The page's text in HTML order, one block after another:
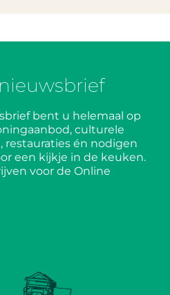
nieuwsbrief
bent u helemaal op
culturele
restauraties én nodigen
een kijkje in de keuken.
voor de Online